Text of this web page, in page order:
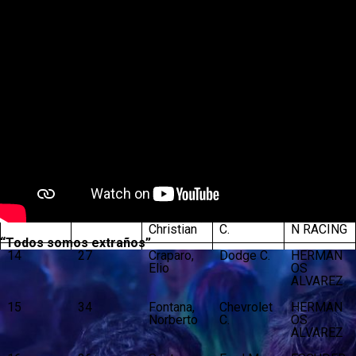
“Todos somos extraños”
Otto
Christian
C.
N RACING
14
27
Craparo,
Elio
Dodge C.
HERMAN
OS
ALVAREZ
15
34
Fontana,
Norberto
Chevrolet
C.
HERMAN
OS
ALVAREZ